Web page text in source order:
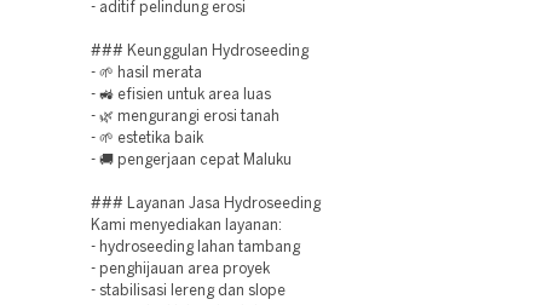
- aditif pelindung erosi
### Keunggulan Hydroseeding
- 🌱 hasil merata
- 🚜 efisien untuk area luas
- 🌿 mengurangi erosi tanah
- 🌱 estetika baik
- 🚚 pengerjaan cepat Maluku
### Layanan Jasa Hydroseeding
Kami menyediakan layanan:
- hydroseeding lahan tambang
- penghijauan area proyek
- stabilisasi lereng dan slope